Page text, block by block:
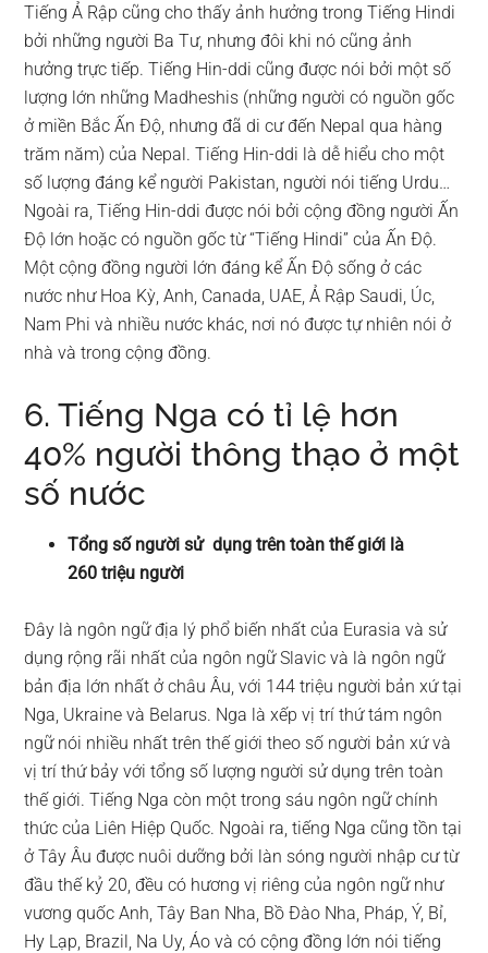
Tiếng Ả Rập cũng cho thấy ảnh hưởng trong Tiếng Hindi
bởi những người Ba Tư, nhưng đôi khi nó cũng ảnh
hưởng trực tiếp. Tiếng Hin-ddi cũng được nói bởi một số
lượng lớn những Madheshis (những người có nguồn gốc
ở miền Bắc Ấn Độ, nhưng đã di cư đến Nepal qua hàng
trăm năm) của Nepal. Tiếng Hin-ddi là dễ hiểu cho một
số lượng đáng kể người Pakistan, người nói tiếng Urdu…
Ngoài ra, Tiếng Hin-ddi được nói bởi cộng đồng người Ấn
Độ lớn hoặc có nguồn gốc từ “Tiếng Hindi” của Ấn Độ.
Một cộng đồng người lớn đáng kể Ấn Độ sống ở các
nước như Hoa Kỳ, Anh, Canada, UAE, Ả Rập Saudi, Úc,
Nam Phi và nhiều nước khác, nơi nó được tự nhiên nói ở
nhà và trong cộng đồng.
6. Tiếng Nga có tỉ lệ hơn
40% người thông thạo ở một
số nước
Tổng số người sử dụng trên toàn thế giới là
260 triệu người
Đây là ngôn ngữ địa lý phổ biến nhất của Eurasia và sử
dụng rộng rãi nhất của ngôn ngữ Slavic và là ngôn ngữ
bản địa lớn nhất ở châu Âu, với 144 triệu người bản xứ tại
Nga, Ukraine và Belarus. Nga là xếp vị trí thứ tám ngôn
ngữ nói nhiều nhất trên thế giới theo số người bản xứ và
vị trí thứ bảy với tổng số lượng người sử dụng trên toàn
thế giới. Tiếng Nga còn một trong sáu ngôn ngữ chính
thức của Liên Hiệp Quốc. Ngoài ra, tiếng Nga cũng tồn tại
ở Tây Âu được nuôi dưỡng bởi làn sóng người nhập cư từ
đầu thế kỷ 20, đều có hương vị riêng của ngôn ngữ như
vương quốc Anh, Tây Ban Nha, Bồ Đào Nha, Pháp, Ý, Bỉ,
Hy Lạp, Brazil, Na Uy, Áo và có cộng đồng lớn nói tiếng